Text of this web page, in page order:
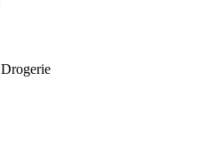
Drogerie